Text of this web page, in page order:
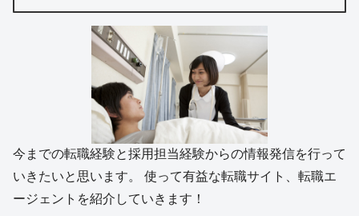
今までの転職経験と採用担当経験からの情報発信を行って
いきたいと思います。 使って有益な転職サイト、転職エ
ージェントを紹介していきます！